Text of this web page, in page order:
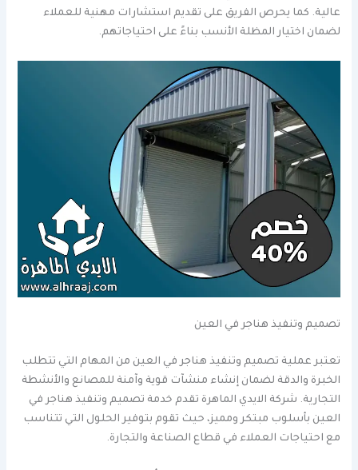
عالية. كما يحرص الفريق على تقديم استشارات مهنية للعملاء
لضمان اختيار المظلة الأنسب بناءً على احتياجاتهم.
تصميم وتنفيذ هناجر في العين
تعتبر عملية تصميم وتنفيذ هناجر في العين من المهام التي تتطلب
الخبرة والدقة لضمان إنشاء منشآت قوية وآمنة للمصانع والأنشطة
التجارية. شركة الايدي الماهرة تقدم خدمة تصميم وتنفيذ هناجر في
العين بأسلوب مبتكر ومميز، حيث تقوم بتوفير الحلول التي تتناسب
مع احتياجات العملاء في قطاع الصناعة والتجارة.